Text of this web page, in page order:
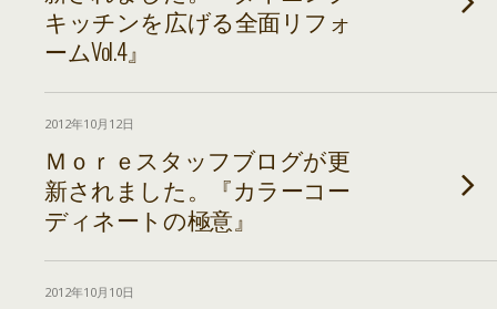
キッチンを広げる全面リフォ
ームVol.4』
2012年10月12日
Ｍｏｒｅスタッフブログが更
新されました。『カラーコー
ディネートの極意』
2012年10月10日